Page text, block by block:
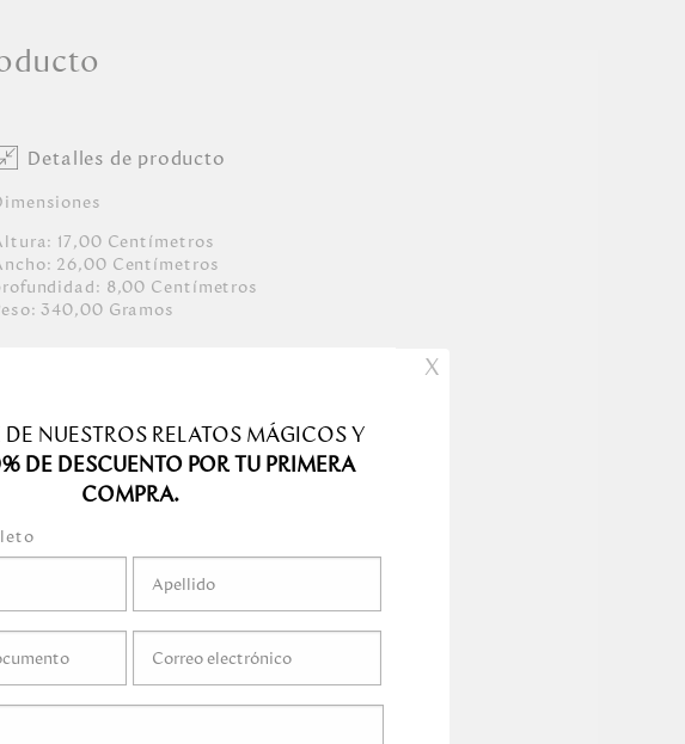
Detalles de producto
17,00 Centímetros
26,00 Centímetros
8,00 Centímetros
340,00 Gramos
X
DE NUESTROS RELATOS MÁGICOS Y
DE DESCUENTO POR TU PRIMERA
COMPRA.